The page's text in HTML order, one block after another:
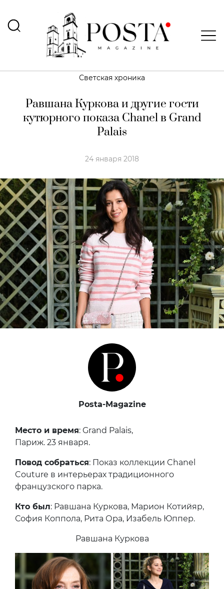
Светская хроника
Равшана Куркова и другие гости
кутюрного показа Chanel в Grand
Palais
24 января 2018
Posta-Magazine
Место и время: Grand Palais,
Париж. 23 января.
Повод собраться: Показ коллекции Chanel
Couture в интерьерах традиционного
французского парка.
Кто был: Равшана Куркова, Марион Котийяр,
София Коппола, Рита Ора, Изабель Юппер.
Равшана Куркова